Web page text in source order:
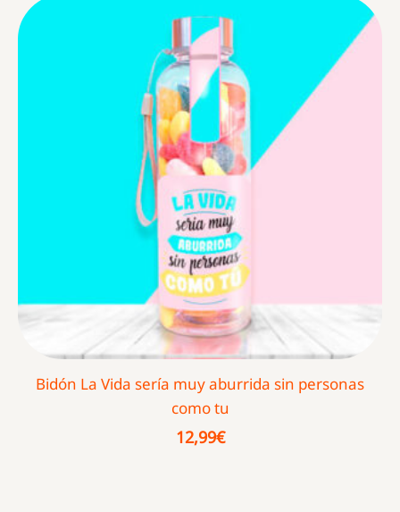
Bidón La Vida sería muy aburrida sin personas
como tu
12,99€